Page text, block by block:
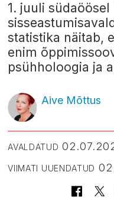
1. juuli
statistika näitab,
enim
psühholoogia ja
Aive Mõttus
AVALDATUD
VIIMATI UUENDATUD